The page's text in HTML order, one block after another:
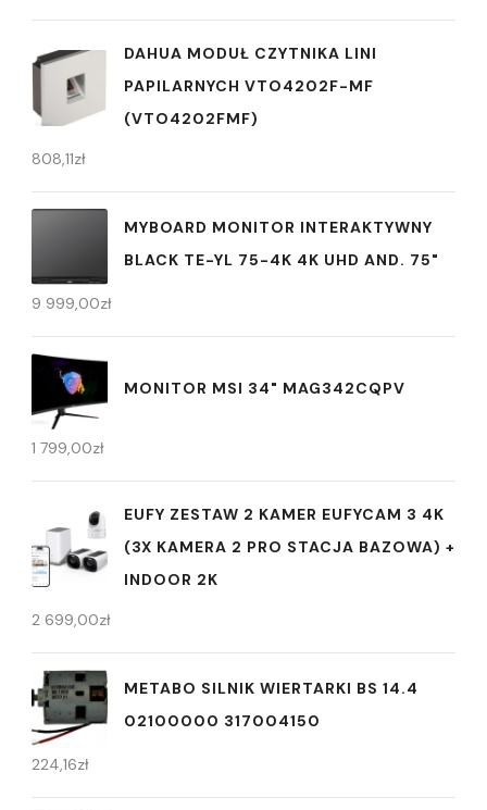
DAHUA MODUŁ CZYTNIKA LINI
PAPILARNYCH VTO4202F-MF
(VTO4202FMF)
808,11zł
MYBOARD MONITOR INTERAKTYWNY
BLACK TE-YL 75-4K 4K UHD AND. 75"
9 999,00zł
MONITOR MSI 34" MAG342CQPV
1 799,00zł
EUFY ZESTAW 2 KAMER EUFYCAM 3 4K
(3X KAMERA 2 PRO STACJA BAZOWA) +
INDOOR 2K
2 699,00zł
METABO SILNIK WIERTARKI BS 14.4
02100000 317004150
224,16zł